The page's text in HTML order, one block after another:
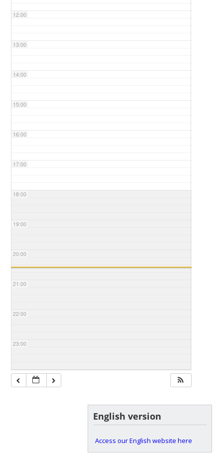
12:00
13:00
14:00
15:00
16:00
17:00
18:00
19:00
20:00
21:00
22:00
23:00
English version
Access our English website here